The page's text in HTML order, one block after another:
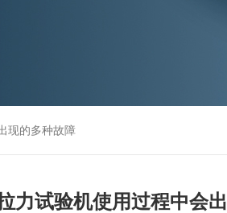
现的多种故障
力试验机使用过程中会